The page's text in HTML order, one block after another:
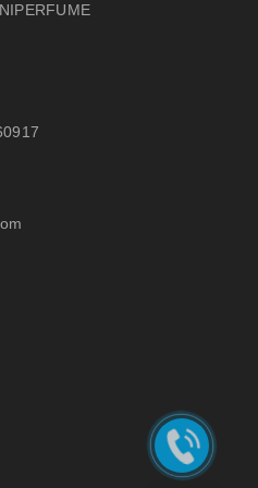
chính bởi sự đơn giản